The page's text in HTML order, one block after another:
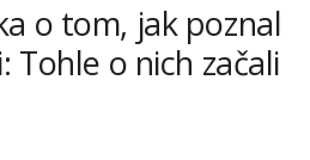
o tom, jak poznal
Tohle o nich začali